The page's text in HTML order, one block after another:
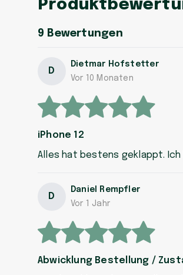
9 Bewertungen
D
Dietmar Hofstetter
Vor 10 Monaten
iPhone 12
Alles hat bestens geklappt.
D
Daniel Rempfler
Vor 1 Jahr
Abwicklung Bestellung /